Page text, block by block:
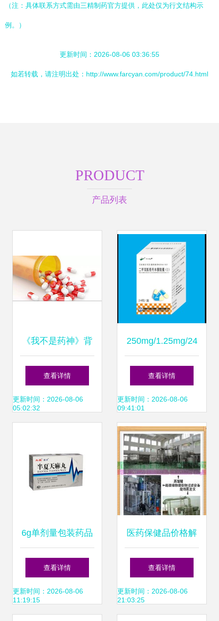
（注：具体联系方式需由三精制药官方提供，此处仅为行文结构示
例。）
更新时间：2026-08-06 03:36:55
如若转载，请注明出处：http://www.farcyan.com/product/74.html
PRODUCT
产品列表
《我不是药神》背
后 抗癌药为何天
价？深度揭秘药品
查看详情
更新时间：2026-08-06
05:02:32
250mg/1.25mg/24
粒瓶装药品 市场
价、厂家与采购核
心解析
查看详情
更新时间：2026-08-06
09:41:01
6g单剂量包装药品
批发 8袋/盒规格供
应与采购指南
查看详情
更新时间：2026-08-06
11:19:15
医药保健品价格解
析 批发渠道与厂家
直供优势
查看详情
更新时间：2026-08-06
21:03:25